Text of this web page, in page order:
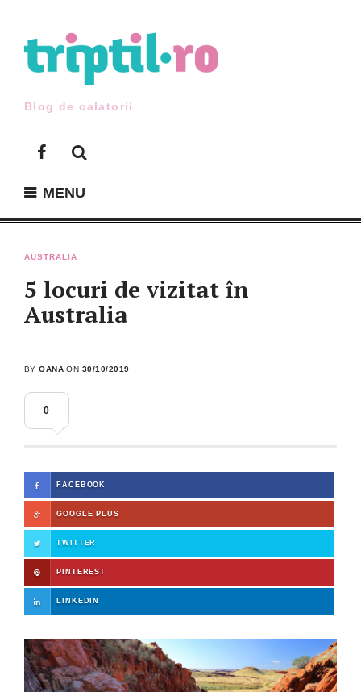
content
Blog de calatorii
Facebook
MENU
AUSTRALIA
5 locuri de vizitat în
Australia
BYOANA ON 30/10/2019
0
FACEBOOK
GOOGLE PLUS
TWITTER
PINTEREST
LINKEDIN